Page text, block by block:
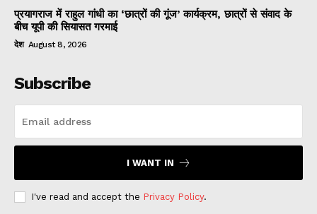
प्रयागराज में राहुल गांधी का ‘छात्रों की गूंज’ कार्यक्रम, छात्रों से संवाद के
बीच यूपी की सियासत गरमाई
देश August 8, 2026
Subscribe
I WANT IN
I've read and accept the Privacy Policy.